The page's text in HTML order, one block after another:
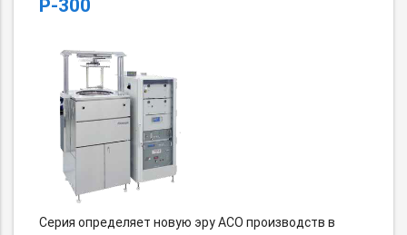
P-300
Серия определяет новую эру АСО производств в